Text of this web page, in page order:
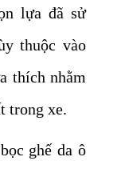
lựa đã sử
thuộc vào
thích nhằm
trong xe.
ghế da ô